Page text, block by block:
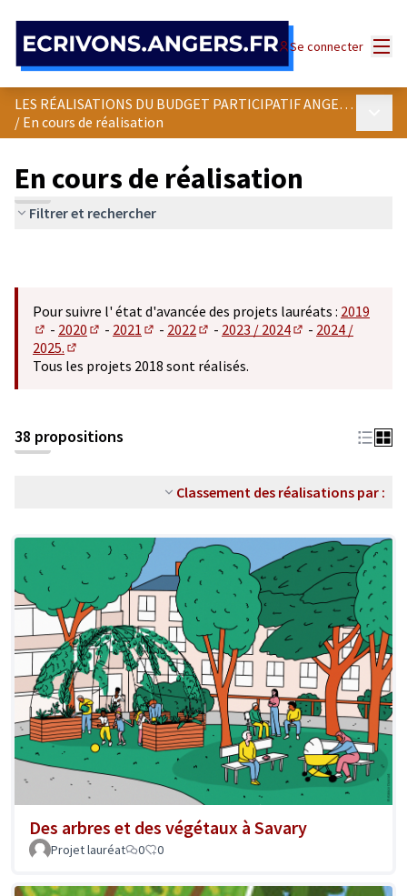
Se connecter
LES RÉALISATIONS DU BUDGET PARTICIPATIF ANGEVIN
/ En cours de réalisation
En cours de réalisation
Filtrer et rechercher
Pour suivre l' état d'avancée des projets lauréats : 2019
(S'ouvre dans un nouvel onglet)
- 2020
(S'ouvre dans un nouvel onglet)
- 2021
(S'ouvre dans un nouvel onglet)
- 2022
(S'ouvre dans un nouvel onglet)
- 2023 / 2024
(S'ouvre dans un
- 2024 /
2025.
(S'ouvre dans un nouvel onglet)
Tous les projets 2018 sont réalisés.
38 propositions
Classement des réalisations par :
Des arbres et des végétaux à Savary
Projet lauréat 0 0